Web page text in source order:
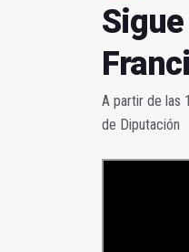
A partir de las
de Diputación